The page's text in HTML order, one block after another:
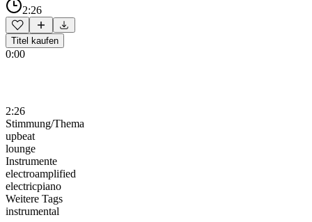
2:26
Titel kaufen
0:00
2:26
Stimmung/Thema
upbeat
lounge
Instrumente
electroamplified
electricpiano
Weitere Tags
instrumental